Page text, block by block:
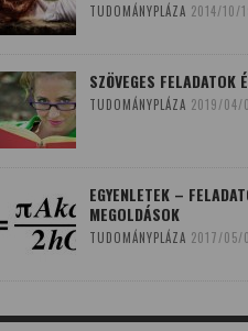
TUDOMÁNYPLÁZA 2014/10/
SZÖVEGES FELADATOK
TUDOMÁNYPLÁZA 2019/04/
EGYENLETEK –
MEGOLDÁSOK
TUDOMÁNYPLÁZA 2017/05/